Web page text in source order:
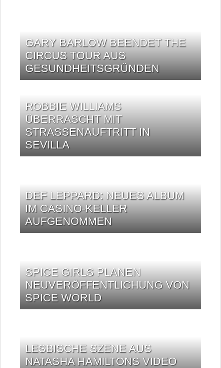
GARY BARLOW BEENDET THE
CIRCUS TOUR AUS
GESUNDHEITSGRÜNDEN
ROBBIE WILLIAMS
ÜBERRASCHT MIT
STRASSENAUFTRITT IN S
EVILLA
DEF LEPPARD: NEUES ALBUM
IM CASINO-KELLER
AUFGENOMMEN
SPICE GIRLS PLANEN
NEUVERÖFFENTLICHUNG VON
SPICE WORLD
LESBISCHE SZENE AUS
NATASHA HAMILTONS VIDEO